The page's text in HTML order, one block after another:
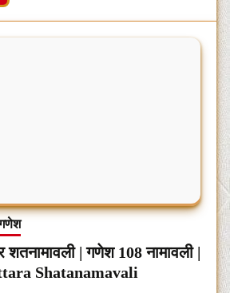
शतनामावली | गणेश 108 नामावली |
Shatanamavali